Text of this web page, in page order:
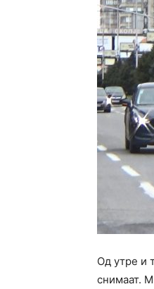
Од утре и
снимаат.